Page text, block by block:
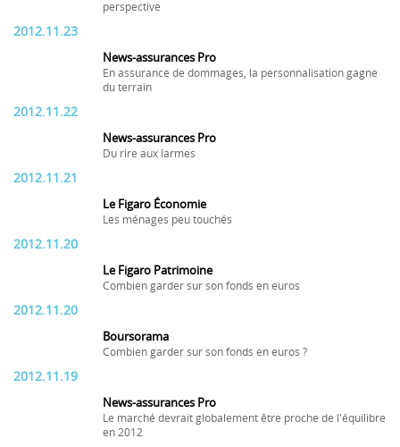
perspective
2012.11.23
News-assurances Pro
En assurance de dommages, la personnalisation gagne
du terrain
2012.11.22
News-assurances Pro
Du rire aux larmes
2012.11.21
Le Figaro Économie
Les ménages peu touchés
2012.11.20
Le Figaro Patrimoine
Combien garder sur son fonds en euros
2012.11.20
Boursorama
Combien garder sur son fonds en euros ?
2012.11.19
News-assurances Pro
Le marché devrait globalement être proche de l'équilibre
en 2012